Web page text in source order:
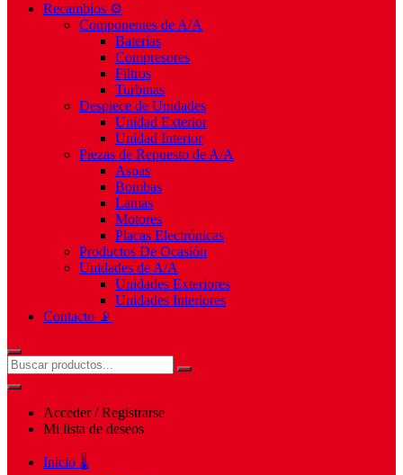
Recambios ⚙️
Componentes de A/A
Baterías
Compresores
Filtros
Turbinas
Despiece de Unidades
Unidad Exterior
Unidad Interior
Piezas de Repuesto de A/A
Aspas
Bombas
Lamas
Motores
Placas Electrónicas
Productos De Ocasión
Unidades de A/A
Unidades Exteriores
Unidades Interiores
Contacto 📡
Acceder / Registrarse
Mi lista de deseos
Inicio 🌡️